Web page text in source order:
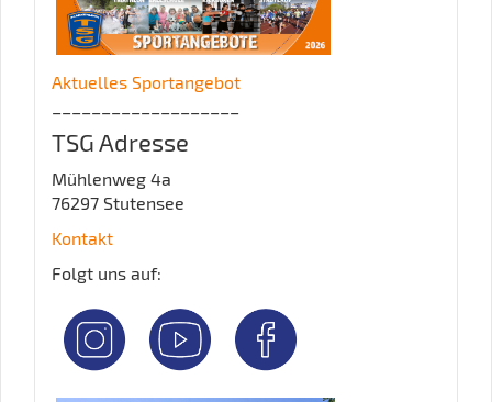
Aktuelles Sportangebot
TSG Adresse
Mühlenweg 4a
76297 Stutensee
Kontakt
Folgt uns auf: